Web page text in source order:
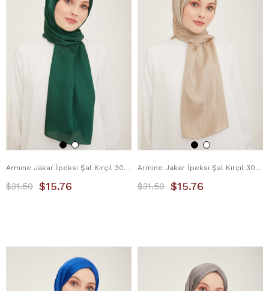
Armine Jakar İpeksi Şal Kırçıl 3098-4 Zümrüt
$15.76
$31.50
Armine Jakar İpeksi Şal Kırçıl 3098-5 Sütlü Kahve
$15.76
$31.50